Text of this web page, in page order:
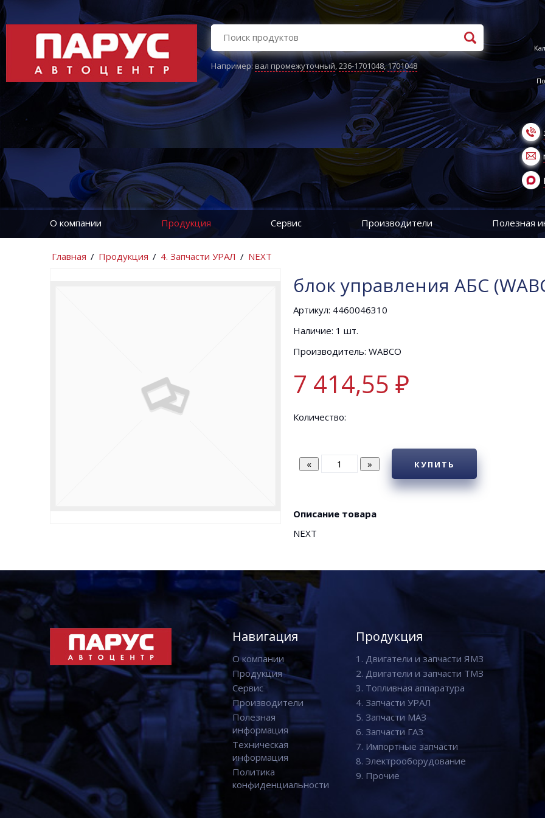
Например:вал промежуточный,236-1701048,1701048
О компании Продукция Сервис Производители Полезная
Главная / Продукция / 4. Запчасти УРАЛ / NEXT
блок управления АБС
Артикул: 4460046310
Наличие: 1 шт.
Производитель: WABCO
7 414,55 ₽
Количество:
КУПИТЬ
Описание товара
NEXT
Навигация
О компании
Продукция
Сервис
Производители
Полезная
информация
Техническая
информация
Политика
конфиденциальности
Продукция
1. Двигатели и запчасти ЯМЗ
2. Двигатели и запчасти ТМЗ
3. Топливная аппаратура
4. Запчасти УРАЛ
5. Запчасти МАЗ
6. Запчасти ГАЗ
7. Импортные запчасти
8. Электрооборудование
9. Прочие